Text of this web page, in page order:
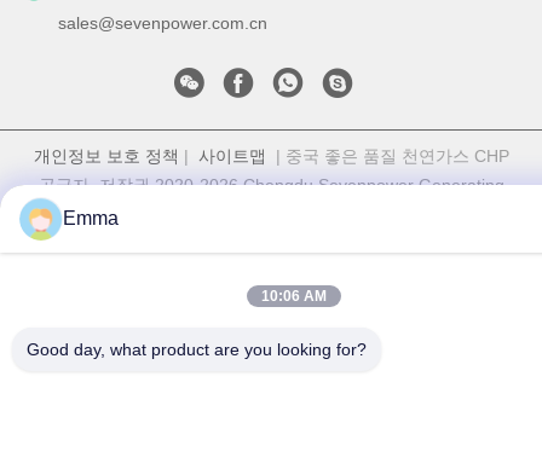
sales@sevenpower.com.cn
개인정보 보호 정책 | 사이트맵 | 중국 좋은 품질 천연가스 CHP
공급자. 저작권 2020-2026 Chengdu Sevenpower Generating
Emma
10:06 AM
Good day, what product are you looking for?